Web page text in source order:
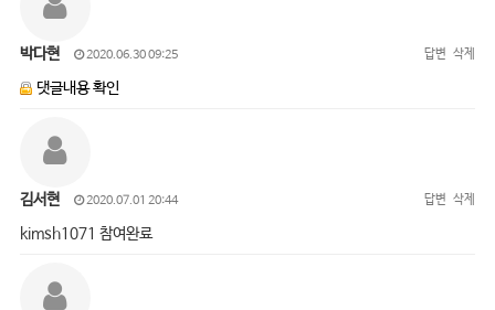
박다현 2020.06.30 09:25 답변 삭제
댓글내용 확인
김서현 2020.07.01 20:44 답변 삭제
kimsh1071 참여완료